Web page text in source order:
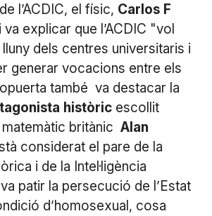
l’ACDIC, el físic, Carlos F
va explicar que l’ACDIC "vol
dels centres universitaris i
generar vocacions entre els
també va destacar la
històricescollit
matemàtic britànic Alan
considerat el pare de la
i de la Intel·ligència
patir la persecució de l’Estat
d’homosexual, cosa